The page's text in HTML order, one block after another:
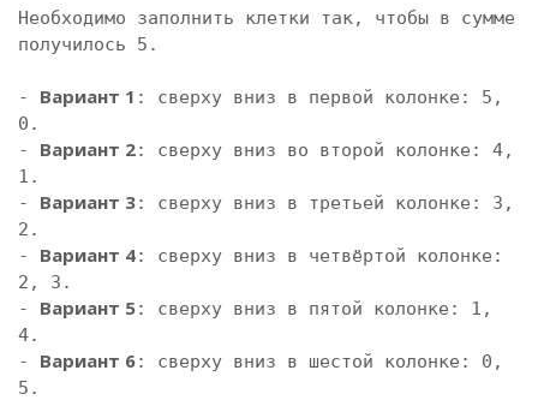
Необходимо заполнить клетки так, чтобы в сумме
получилось 5.
- Вариант 1 : сверху вниз в первой колонке: 5,
0.
- Вариант 2: сверху вниз во второй колонке: 4,
1.
- Вариант 3: сверху вниз в третьей колонке: 3,
2.
- Вариант 4: сверху вниз в четвёртой колонке:
2, 3.
- Вариант 5: сверху вниз в пятой колонке: 1,
4.
- Вариант 6: сверху вниз в шестой колонке: 0,
5.